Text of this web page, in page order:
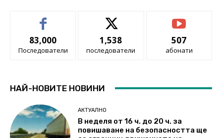
83,000
Последователи
1,538
последователи
507
абонати
НАЙ-НОВИТЕ НОВИНИ
АКТУАЛНО
В неделя от 16 ч. до 20 ч. за
повишаване на безопасността ще